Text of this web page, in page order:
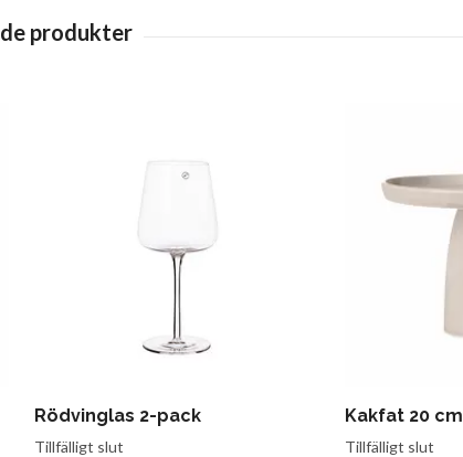
Rödvinglas 2-pack
Tillfälligt slut
Kakfat 20 cm
Tillfälligt slut